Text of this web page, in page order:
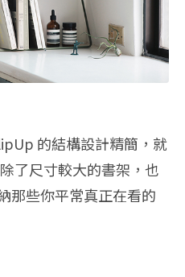
的結構設計精簡，就
了尺寸較大的書架，也
那些你平常真正在看的